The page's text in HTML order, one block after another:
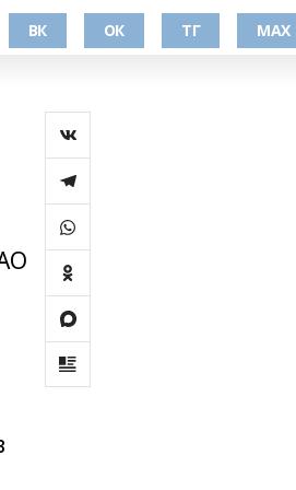
ВК ОК ТГ МАХ